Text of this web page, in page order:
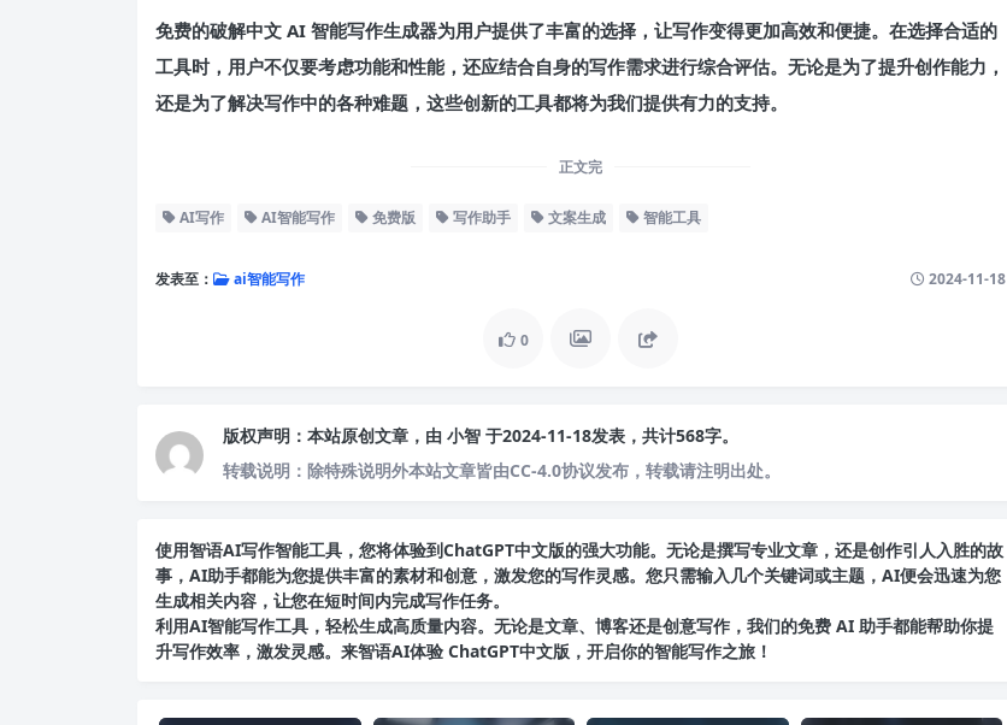
免费的破解中文 AI 智能写作生成器为用户提供了丰富的选择，让写作变得更加高效和便捷。在选择合适的
工具时，用户不仅要考虑功能和性能，还应结合自身的写作需求进行综合评估。无论是为了提升创作能力，
还是为了解决写作中的各种难题，这些创新的工具都将为我们提供有力的支持。
正文完
AI写作 AI智能写作 免费版 写作助手 文案生成 智能工具
发表至： ai智能写作 2024-11-18
0
版权声明： 本站原创文章，由 小智 于2024-11-18发表，共计568字。
转载说明： 除特殊说明外本站文章皆由CC-4.0协议发布，转载请注明出处。
使用智语AI写作智能工具，您将体验到ChatGPT中文版的强大功能。无论是撰写专业文章，还是创作引人入胜的故
事，AI助手都能为您提供丰富的素材和创意，激发您的写作灵感。您只需输入几个关键词或主题，AI便会迅速为您
生成相关内容，让您在短时间内完成写作任务。
利用AI智能写作工具，轻松生成高质量内容。无论是文章、博客还是创意写作，我们的免费 AI 助手都能帮助你提
升写作效率，激发灵感。来智语AI体验 ChatGPT中文版 ，开启你的智能写作之旅！